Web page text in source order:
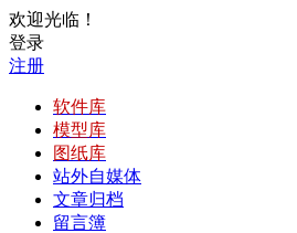
欢迎光临！
登录
注册
软件库
模型库
图纸库
站外自媒体
文章归档
留言簿